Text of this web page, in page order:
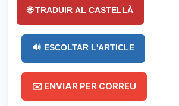
🌐 TRADUIR AL CASTELLÀ
🔊 ESCOLTAR L'ARTICLE
✉️ ENVIAR PER CORREU